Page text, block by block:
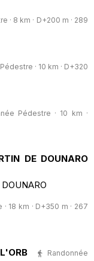
· 8 km · D+200 m · 289
· 10 km · D+320
Pédestre · 10 km ·
DE DOUNARO
18 km · D+350 m · 267
Randonnée